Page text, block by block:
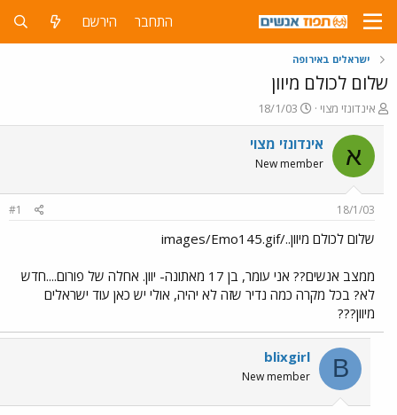
התחבר הירשם
ישראלים באירופה
שלום לכולם מיוון
פ
ו
ת
ח
ה
ש
א
אינדונזי מצוי
פ
ו
ר
ם
ר
18/1/03
א אינדונזי מצוי
New member
18/1/03
#1
שלום לכולם מיוון../images/Emo145.gif
ממצב אנשים?? אני עומר, בן 17 מאתונה- יוון. אחלה של פורום....חדש
לא? בכל מקרה כמה נדיר שזה לא יהיה, אולי יש כאן עוד ישראלים
מיוון???
B
blixgirl
New member